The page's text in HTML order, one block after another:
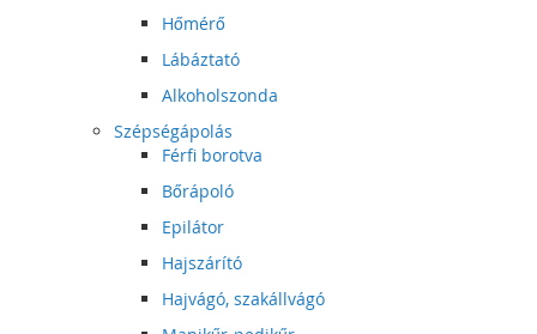
Hőmérő
Lábáztató
Alkoholszonda
Szépségápolás
Férfi borotva
Bőrápoló
Epilátor
Hajszárító
Hajvágó, szakállvágó